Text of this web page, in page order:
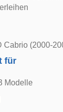
Cabrio (2000-
für
Modelle